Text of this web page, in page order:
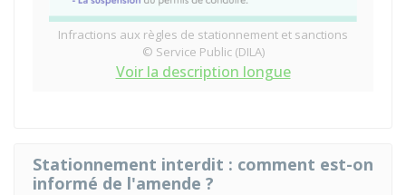
Infractions aux règles de stationnement et sanctions
© Service Public (DILA)
Voir la description longue
Stationnement interdit : comment est-on
informé de l'amende ?